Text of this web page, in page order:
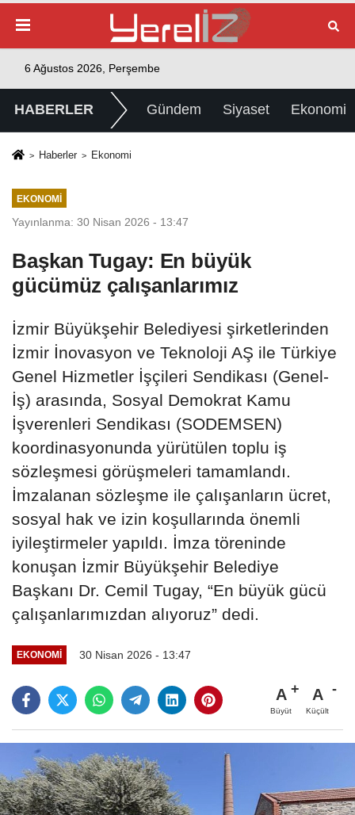
6 Ağustos 2026, Perşembe
HABERLER Gündem Siyaset Ekonomi
Haberler Ekonomi
EKONOMI
Yayınlanma: 30 Nisan 2026 - 13:47
Başkan Tugay: En büyük
gücümüz çalışanlarımız
İzmir Büyükşehir Belediyesi şirketlerinden
İzmir İnovasyon ve Teknoloji AŞ ile Türkiye
Genel Hizmetler İşçileri Sendikası (Genel-
İş) arasında, Sosyal Demokrat Kamu
İşverenleri Sendikası (SODEMSEN)
koordinasyonunda yürütülen toplu iş
sözleşmesi görüşmeleri tamamlandı.
İmzalanan sözleşme ile çalışanların ücret,
sosyal hak ve izin koşullarında önemli
iyileştirmeler yapıldı. İmza töreninde
konuşan İzmir Büyükşehir Belediye
Başkanı Dr. Cemil Tugay, “En büyük gücü
çalışanlarımızdan alıyoruz” dedi.
EKONOMI 30 Nisan 2026 - 13:47
A
Büyüt
A
Küçült